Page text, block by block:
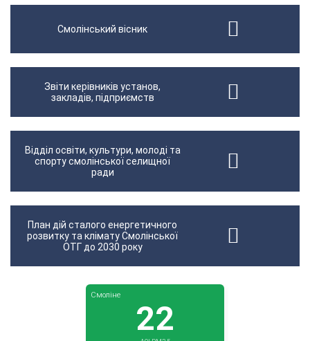
Смолінський вісник
Звіти керівників установ,
закладів, підприємств
Відділ освіти, культури, молоді та
спорту смолінської селищної
ради
План дій сталого енергетичного
розвитку та клімату Смолінської
ОТГ до 2030 року